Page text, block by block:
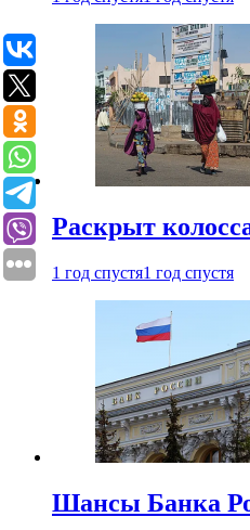
Раскрыт
1 год спустя1 год спустя
Шансы Банка